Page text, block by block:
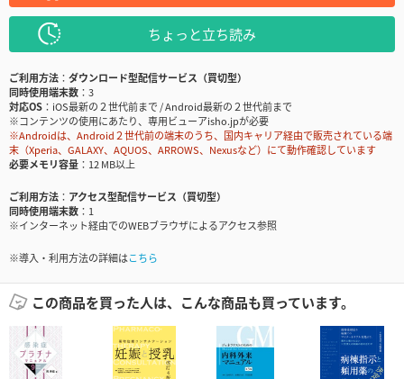
ちょっと立ち読み
ご利用方法
ダウンロード型配信サービス（買切型）
同時使用端末数
3
対応OS
iOS最新の２世代前まで / Android最新の２世代前まで
※コンテンツの使用にあたり、専用ビューアisho.jpが必要
※Androidは、Android２世代前の端末のうち、国内キャリア経由で販売されている端
末（Xperia、GALAXY、AQUOS、ARROWS、Nexusなど）にて動作確認しています
必要メモリ容量
12 MB以上
ご利用方法
アクセス型配信サービス（買切型）
同時使用端末数
1
※インターネット経由でのWEBブラウザによるアクセス参照
※導入・利用方法の詳細はこちら
この商品を買った人は、こんな商品も買っています。